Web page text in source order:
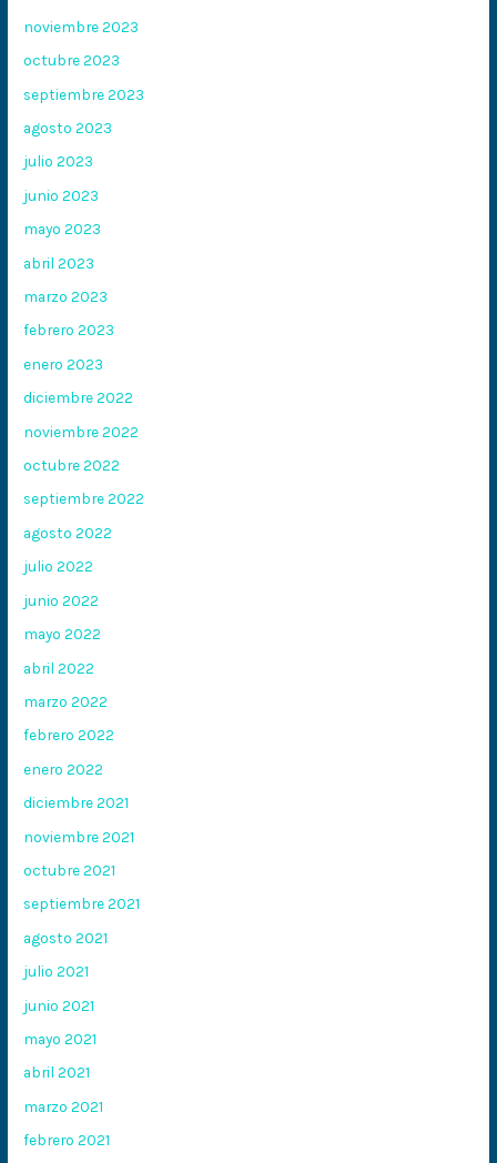
noviembre 2023
octubre 2023
septiembre 2023
agosto 2023
julio 2023
junio 2023
mayo 2023
abril 2023
marzo 2023
febrero 2023
enero 2023
diciembre 2022
noviembre 2022
octubre 2022
septiembre 2022
agosto 2022
julio 2022
junio 2022
mayo 2022
abril 2022
marzo 2022
febrero 2022
enero 2022
diciembre 2021
noviembre 2021
octubre 2021
septiembre 2021
agosto 2021
julio 2021
junio 2021
mayo 2021
abril 2021
marzo 2021
febrero 2021